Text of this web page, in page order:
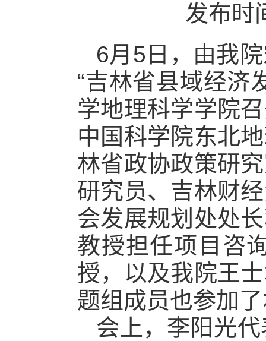
发布时
6月 5 日，由我
“吉林省县域经济
学地理科学学院
中国科学院东北
林省政协政策研
研究员、吉林财
会发展规划处处
教授担任项目咨
授，以及我院王
题组成员也参加
会上，李阳光